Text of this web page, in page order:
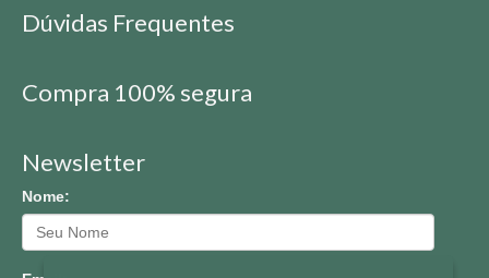
Dúvidas Frequentes
Compra 100% segura
Newsletter
Nome: